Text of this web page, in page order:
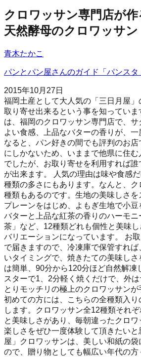
クロワッサン専門店が
天然酵母のクロワッサン
青木たかこ
パンとパン屋さんのガイド「パンスタ
2015年10月27日
福岡土産として大人気の「三日月屋
取り寄せ出来るという事を知っていま
は、福岡のクロワッサン専門店で、
よい食感、上品なバターの香りが、
なると、パン好きの間でも評判のお
にしかないため、いままで他県に住
でしたが、お取り寄せを利用すれば誰
が出来ます。 人気の理由は味や食感だ
種類の多さにもあります。なんと、
種類もあるのです。生地の美味しさ
プレーンをはじめ、よもぎ生地で小豆
バターと上品な紅茶の香りのハーモ
茶」など、12種類どれも個性と美味
バリエーションになっています。 お
で届きますので、冷凍庫で保管すれ
いタイミングで、焼きたての美味し
は簡単、90分から120分ほど自然解凍
スターで1、2分軽く焼くだけで、外
とりモッチリの極上のクロワッサンが
初めての方には、こちらの全種類入
します。クロワッサン全12種類それ
と美味しさがあり、毎朝違ったクロワ
楽しさをぜひ一度体験して頂きたいと
屋」クロワッサンは、美しい和紙の
ので、贈り物としても幅広い年代の方